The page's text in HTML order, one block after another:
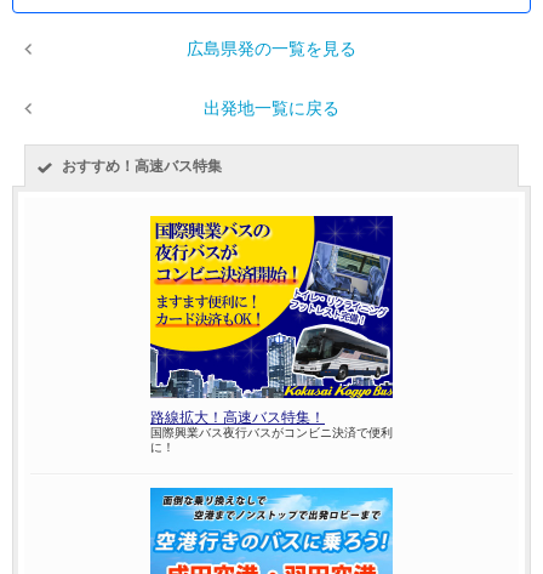
広島県発の一覧を見る
出発地一覧に戻る
おすすめ！高速バス特集
路線拡大！高速バス特集！
国際興業バス夜行バスがコンビニ決済で便利
に！